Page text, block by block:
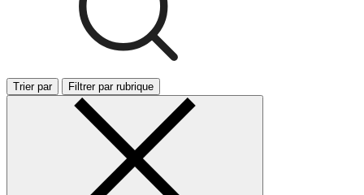
Trier par Filtrer par rubrique